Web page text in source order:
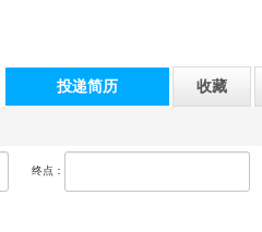
投递简历 收藏
号琪宝灯饰
终点：